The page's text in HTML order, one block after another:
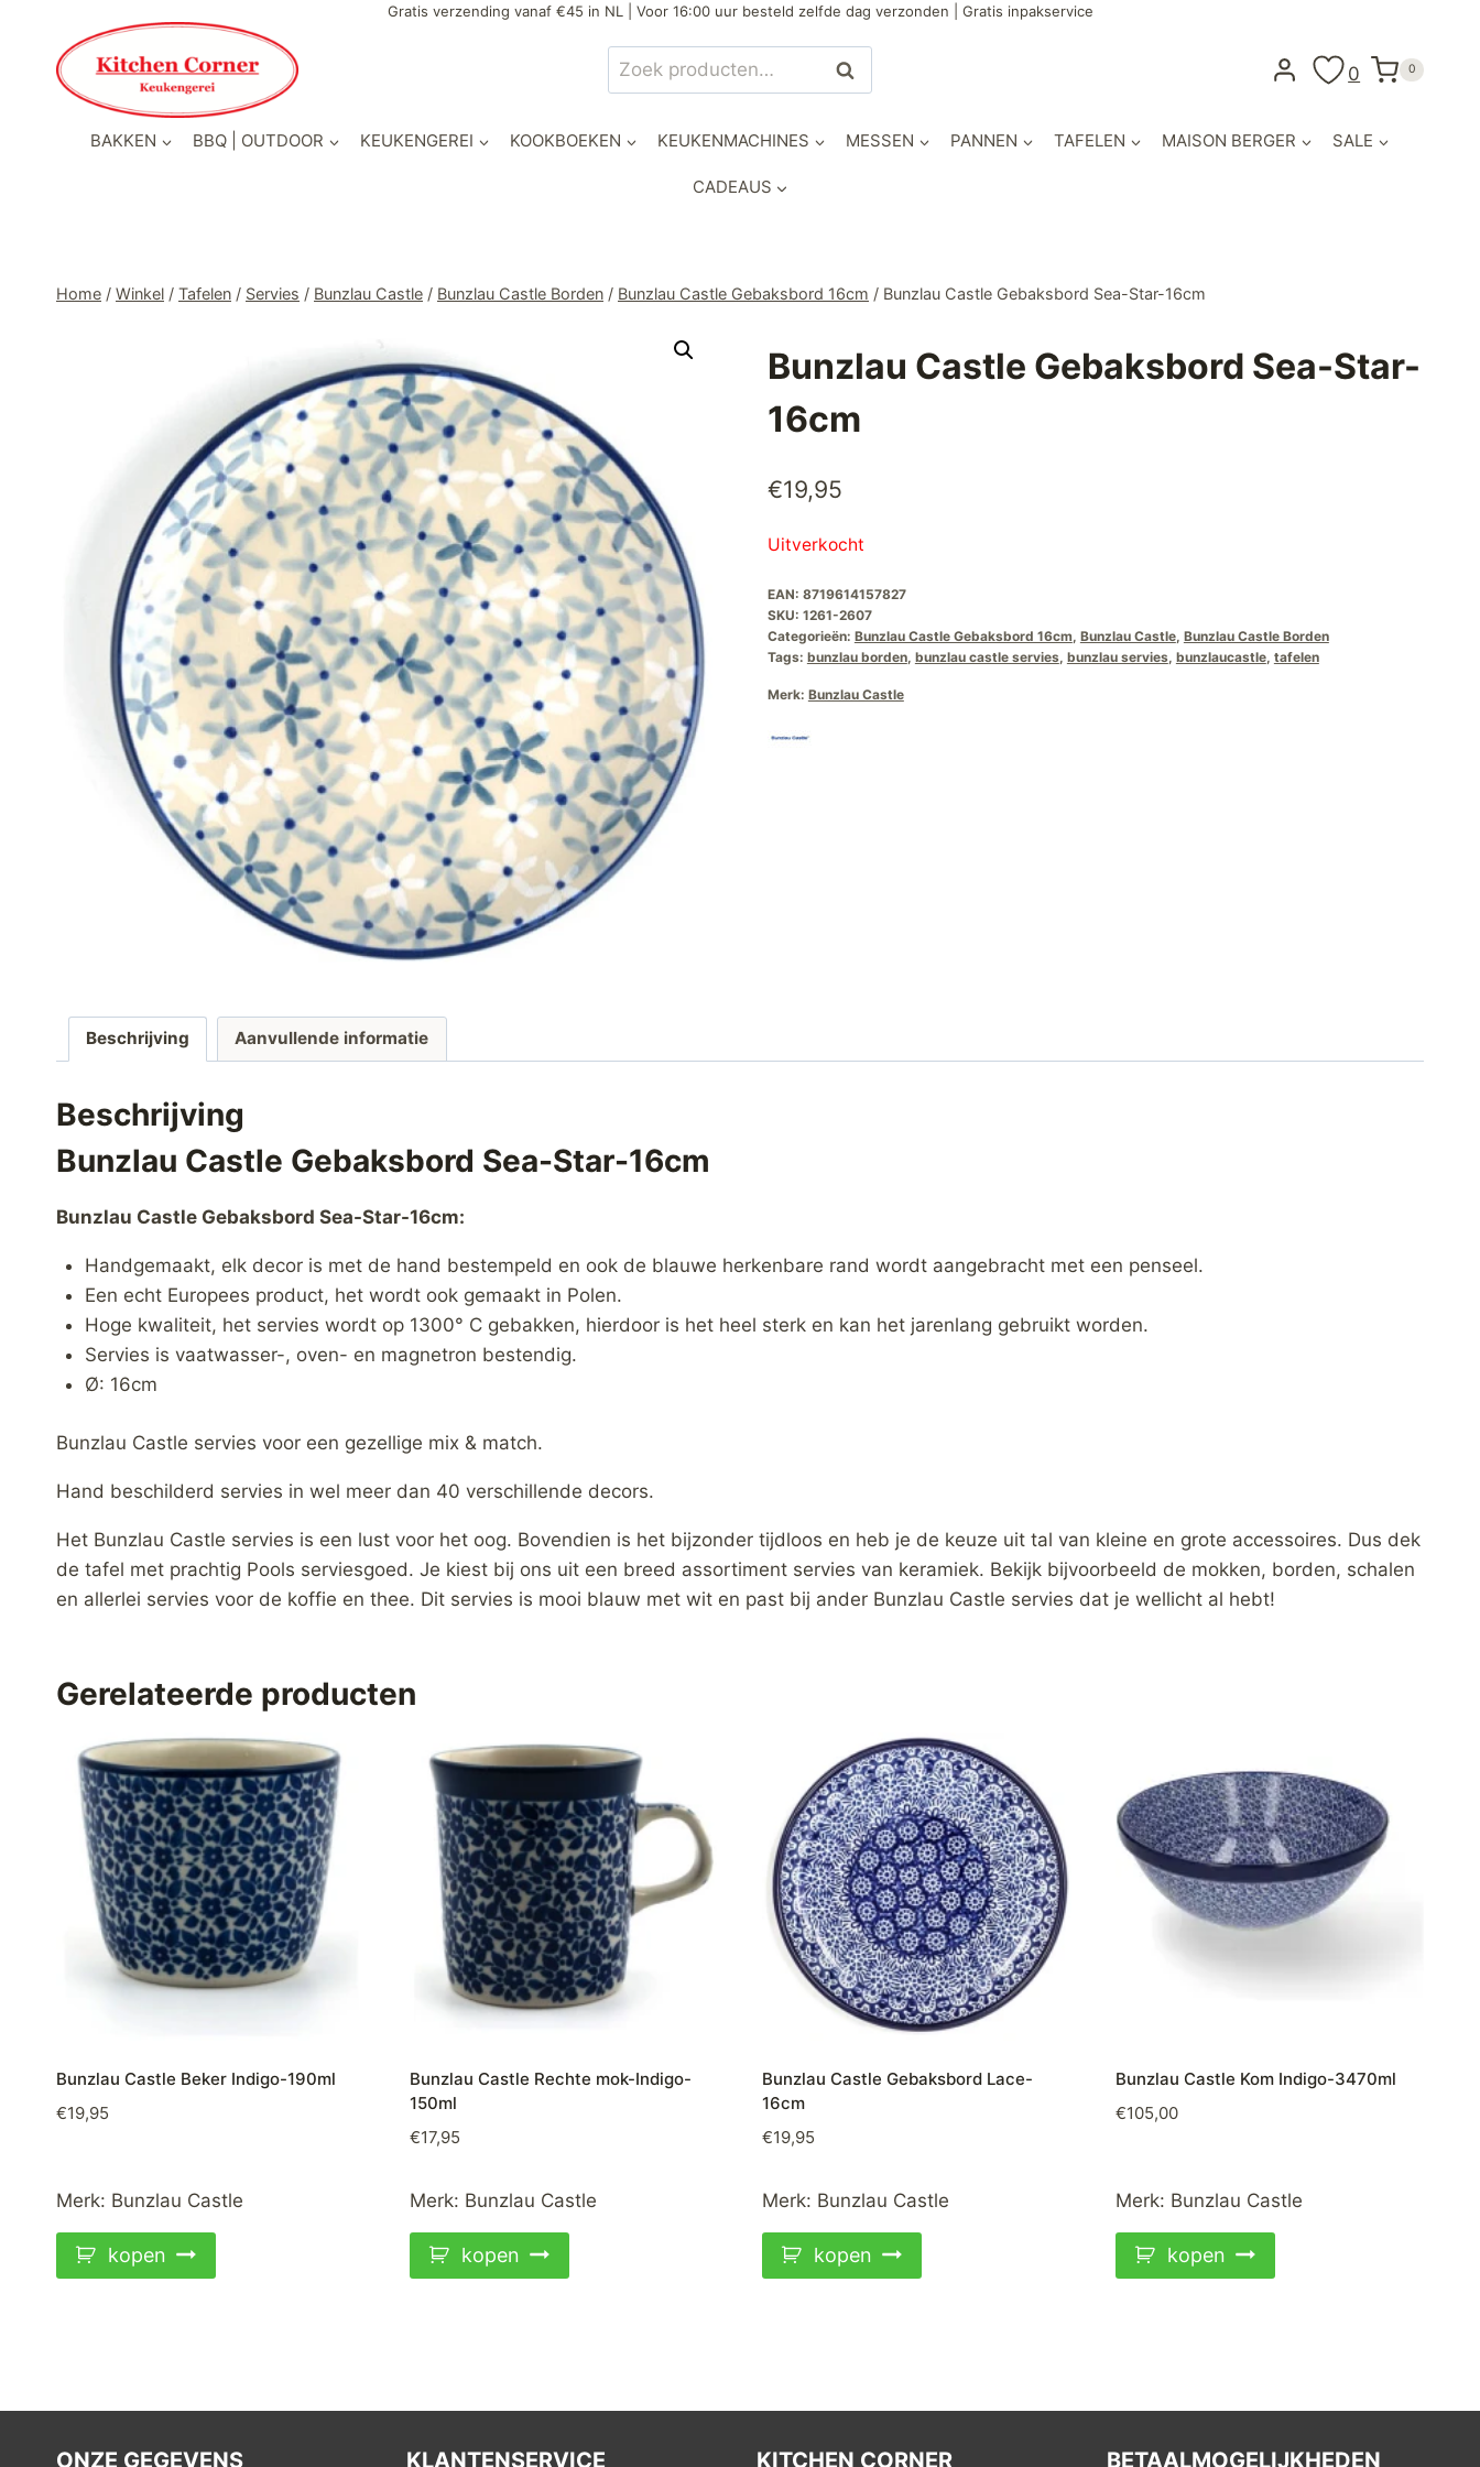
inhoud
Gratis verzending vanaf €45 in NL | Voor 16:00 uur besteld zelfde dag verzonden | Gratis inpakservice
Zoeken
naar:
Zoeken 0 0
BAKKEN BBQ | OUTDOOR KEUKENGEREI KOOKBOEKEN KEUKENMACHINES MESSEN PANNEN TAFELEN MAISON BERGER SALE
CADEAUS
Home / Winkel / Tafelen / Servies / Bunzlau Castle / Bunzlau Castle Borden / Bunzlau Castle Gebaksbord 16cm / Bunzlau Castle Gebaksbord Sea-Star-16cm
Bunzlau Castle Gebaksbord Sea-Star-
16cm
€19,95
Uitverkocht
EAN: 8719614157827
SKU: 1261-2607
Categorieën: Bunzlau Castle Gebaksbord 16cm, Bunzlau Castle, Bunzlau Castle Borden
Tags: bunzlau borden, bunzlau castle servies, bunzlau servies, bunzlaucastle, tafelen
Merk: Bunzlau Castle
Beschrijving Aanvullende informatie
Beschrijving
Bunzlau Castle Gebaksbord Sea-Star-16cm
Bunzlau Castle Gebaksbord Sea-Star-16cm:
Handgemaakt, elk decor is met de hand bestempeld en ook de blauwe herkenbare rand wordt aangebracht met een penseel.
Een echt Europees product, het wordt ook gemaakt in Polen.
Hoge kwaliteit, het servies wordt op 1300° C gebakken, hierdoor is het heel sterk en kan het jarenlang gebruikt worden.
Servies is vaatwasser-, oven- en magnetron bestendig.
Ø: 16cm
Bunzlau Castle servies voor een gezellige mix & match.
Hand beschilderd servies in wel meer dan 40 verschillende decors.
Het Bunzlau Castle servies is een lust voor het oog. Bovendien is het bijzonder tijdloos en heb je de keuze uit tal van kleine en grote accessoires. Dus dek
de tafel met prachtig Pools serviesgoed. Je kiest bij ons uit een breed assortiment servies van keramiek. Bekijk bijvoorbeeld de mokken, borden, schalen
en allerlei servies voor de koffie en thee. Dit servies is mooi blauw met wit en past bij ander Bunzlau Castle servies dat je wellicht al hebt!
Gerelateerde producten
Bunzlau Castle Beker Indigo-190ml
€19,95
Merk: Bunzlau Castle
kopen
Bunzlau Castle Rechte mok-Indigo-
150ml
€17,95
Merk: Bunzlau Castle
kopen
Bunzlau Castle Gebaksbord Lace-
16cm
€19,95
Merk: Bunzlau Castle
kopen
Bunzlau Castle Kom Indigo-3470ml
€105,00
Merk: Bunzlau Castle
kopen
ONZE GEGEVENS KLANTENSERVICE KITCHEN CORNER BETAALMOGELIJKHEDEN